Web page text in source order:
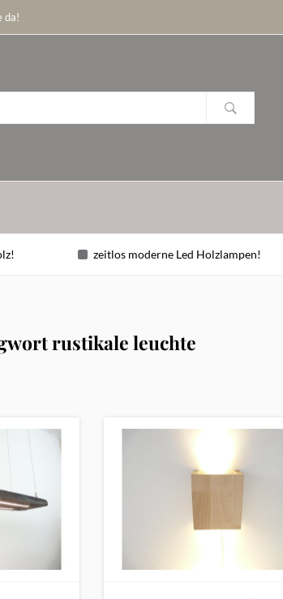
da!
zeitlos moderne Led Holzlampen!
rustikale leuchte